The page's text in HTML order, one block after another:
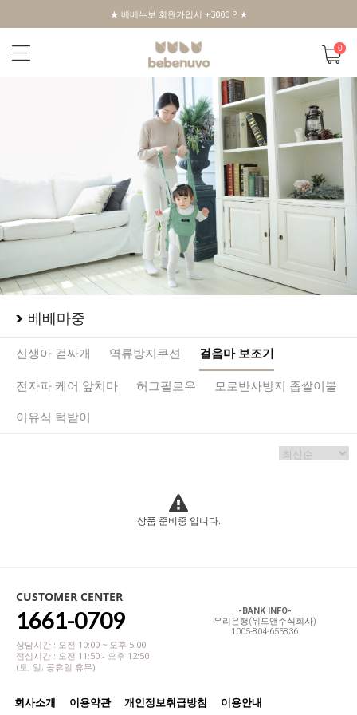
★ 베베누보 회원가입시 +3000 P ★
0
베베마중
신생아 겉싸개 역류방지쿠션 걸음마 보조기
전자파 케어 앞치마 허그필로우
모로반사방지 좁쌀이불
이유식 턱받이
상품 준비중 입니다.
CUSTOMER CENTER
1661-0709
상담시간 : 오전 10:00 ~ 오후 5:00
점심시간 : 오전 11:50 - 오후 12:50
(토, 일, 공휴일 휴무)
-BANK INFO-
우리은행(위드앤주식회사)
1005-804-655836
회사소개 이용약관 개인정보취급방침 이용안내